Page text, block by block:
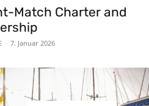
Match Charter and
- 7. Januar 2026